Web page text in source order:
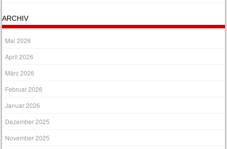
ARCHIV
Mai 2026
April 2026
März 2026
Februar 2026
Januar 2026
Dezember 2025
November 2025